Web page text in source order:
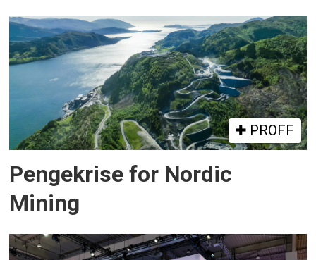
PROFF
Pengekrise for Nordic
Mining